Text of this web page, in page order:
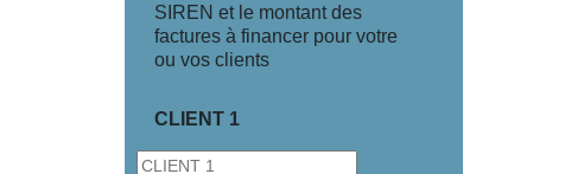
SIREN et le montant des
factures à financer pour votre
ou vos clients
CLIENT 1